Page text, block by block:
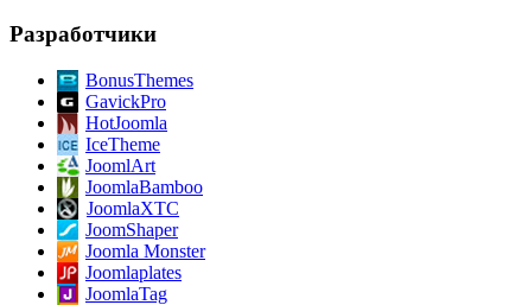
Разработчики
BonusThemes
GavickPro
HotJoomla
IceTheme
JoomlArt
JoomlaBamboo
JoomlaXTC
JoomShaper
Joomla Monster
Joomlaplates
JoomlaTag